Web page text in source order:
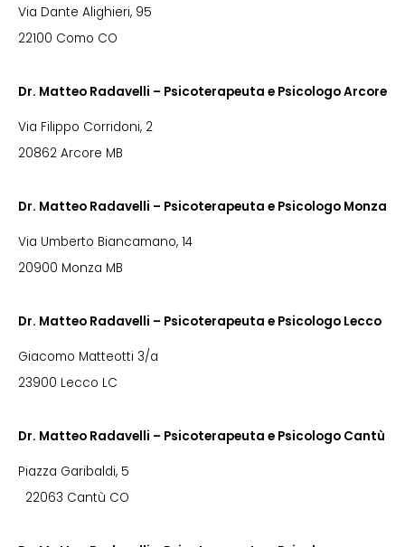
Via Dante Alighieri, 95
22100 Como CO
Dr. Matteo Radavelli – Psicoterapeuta e Psicologo Arcore
Via Filippo Corridoni, 2
20862 Arcore MB
Dr. Matteo Radavelli – Psicoterapeuta e Psicologo Monza
Via Umberto Biancamano, 14
20900 Monza MB
Dr. Matteo Radavelli – Psicoterapeuta e Psicologo Lecco
Giacomo Matteotti 3/a
23900 Lecco LC
Dr. Matteo Radavelli – Psicoterapeuta e Psicologo Cantù
Piazza Garibaldi, 5
22063 Cantù CO